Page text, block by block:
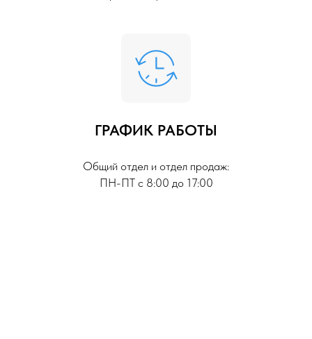
ГРАФИК РАБОТЫ
Общий отдел и отдел продаж:
ПН-ПТ с 8:00 до 17:00